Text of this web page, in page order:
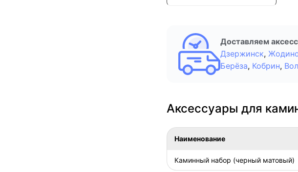
Доставляем
Дзержинск,
Берёза, Кобрин,
Аксессуары для
Наименование
Каминный набор (черный матовый)